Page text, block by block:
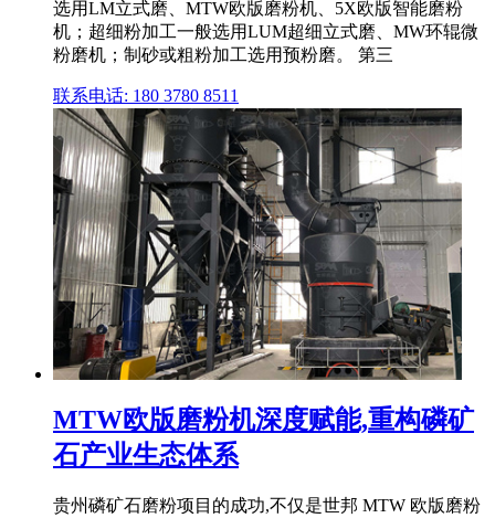
选用LM立式磨、MTW欧版磨粉机、5X欧版智能磨粉
机；超细粉加工一般选用LUM超细立式磨、MW环辊微
粉磨机；制砂或粗粉加工选用预粉磨。 第三
联系电话: 180 3780 8511
MTW欧版磨粉机深度赋能,重构磷矿
石产业生态体系
贵州磷矿石磨粉项目的成功,不仅是世邦 MTW 欧版磨粉